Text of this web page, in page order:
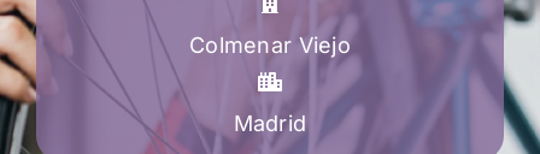
Colmenar Viejo
Madrid